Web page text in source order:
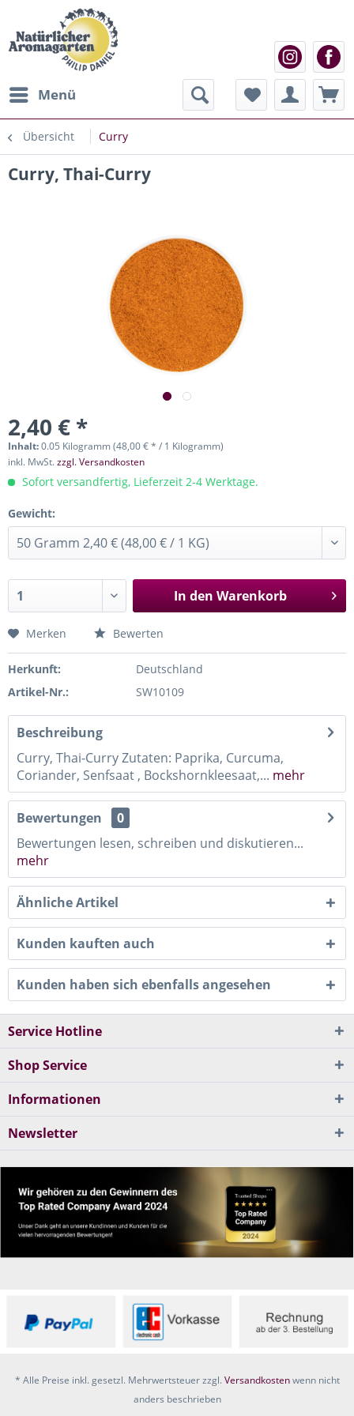
Menü
Übersicht Curry
Curry, Thai-Curry
2,40 € *
Inhalt:0.05 Kilogramm (48,00 € * / 1 Kilogramm)
inkl. MwSt.zzgl. Versandkosten
Sofort versandfertig, Lieferzeit 2-4 Werktage.
Gewicht:
In den Warenkorb
Merken Bewerten
Herkunft:
Deutschland
Artikel-Nr.:
SW10109
Beschreibung
Curry, Thai-Curry Zutaten: Paprika, Curcuma,
Coriander, Senfsaat , Bockshornkleesaat,... mehr
Bewertungen
0
Bewertungen lesen, schreiben und diskutieren...
mehr
Ähnliche Artikel
Kunden kauften auch
Kunden haben sich ebenfalls angesehen
Service Hotline
Shop Service
Informationen
Newsletter
* Alle Preise inkl. gesetzl. Mehrwertsteuer zzgl.Versandkostenwenn nicht
anders beschrieben